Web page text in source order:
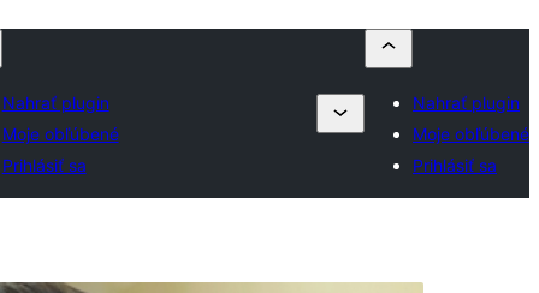
Nahrať plugin
Moje obľúbené
Prihlásiť sa
Nahrať plugin
Moje obľúbené
Prihlásiť sa